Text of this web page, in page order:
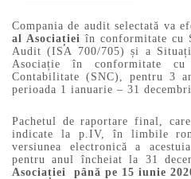
Compania de audit selectată va
al Asociației în conformitate cu
Audit (ISA 700/705) și a
Asociație în conformitate cu
Contabilitate (SNC), pentru 3
perioada 1 ianuarie – 31
Pachetul de raportare final,
indicate la p.IV, în limbile
versiunea electronică a
pentru anul încheiat la 31
Asociației până pe 15 iunie